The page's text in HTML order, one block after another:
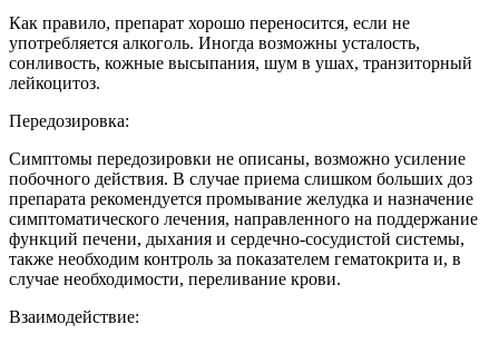
Как правило, препарат хорошо переносится, если не
употребляется алкоголь. Иногда возможны усталость,
сонливость, кожные высыпания, шум в ушах, транзиторный
лейкоцитоз.
Передозировка:
Симптомы передозировки не описаны, возможно усиление
побочного действия. В случае приема слишком больших доз
препарата рекомендуется промывание желудка и назначение
симптоматического лечения, направленного на поддержание
функций печени, дыхания и сердечно-сосудистой системы,
также необходим контроль за показателем гематокрита и, в
случае необходимости, переливание крови.
Взаимодействие: